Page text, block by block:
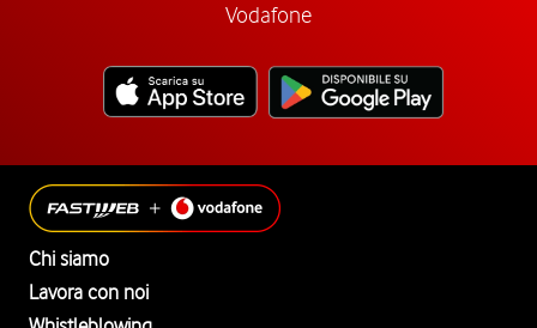
Vodafone
Chi siamo
Lavora con noi